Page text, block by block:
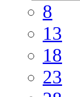
8
13
18
23